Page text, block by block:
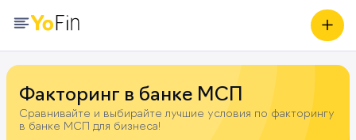
Факторинг в банке МСП
Сравнивайте и выбирайте лучшие условия по факторингу
в банке МСП для бизнеса!